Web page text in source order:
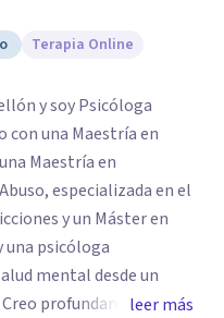
Terapia Online
con una Maestría en
Maestría en
especializada en el
y un Máster en
mental desde un
profundamente en
leer más